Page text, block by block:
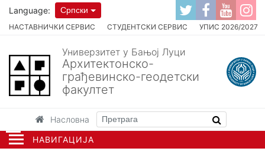
НАВИГАЦИЈА
НАСТАВНИЧКИ СЕРВИС СТУДЕНТСКИ СЕРВИС УПИС 2026/2027
Language: Српски
Универзитет у Бањој Луци
Архитектонско-
грађевинско-геодетски
факултет
Насловна